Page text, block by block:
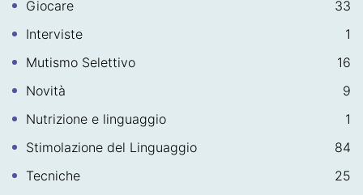
Giocare
33
Interviste
1
Mutismo Selettivo
16
Novità
9
Nutrizione e linguaggio
1
Stimolazione del Linguaggio
84
Tecniche
25